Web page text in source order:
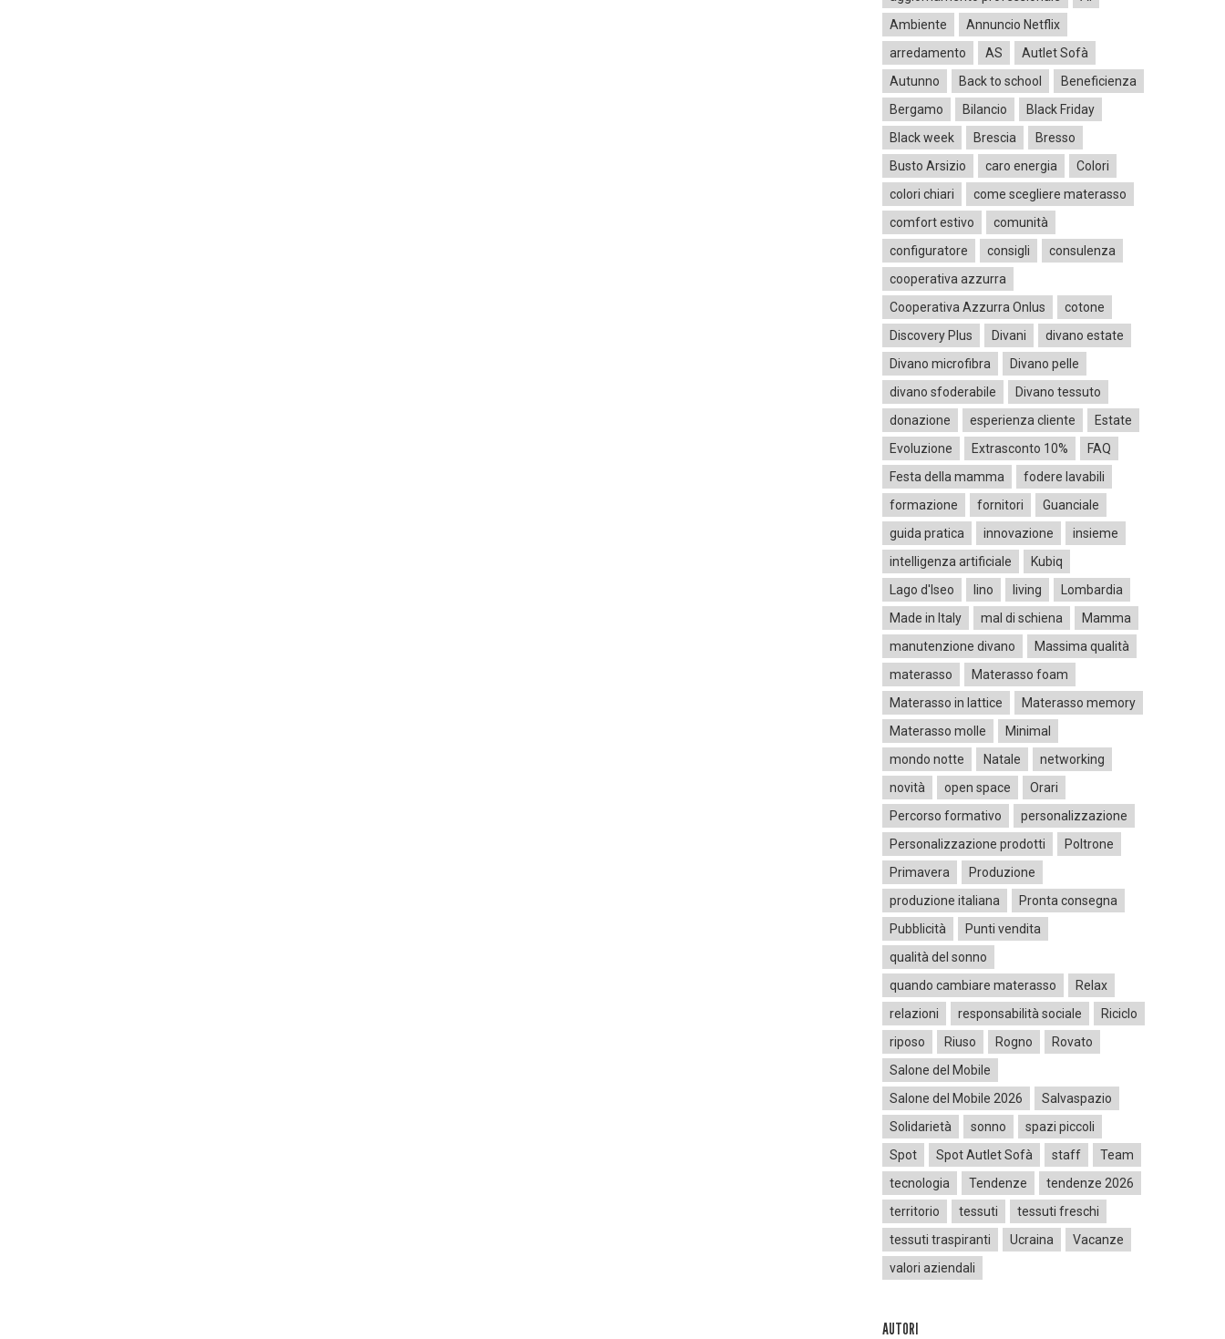
Ambiente
Annuncio Netflix
arredamento
AS
Autlet Sofà
Autunno
Back to school
Beneficienza
Bergamo
Bilancio
Black Friday
Black week
Brescia
Bresso
Busto Arsizio
caro energia
Colori
colori chiari
come scegliere materasso
comfort estivo
comunità
configuratore
consigli
consulenza
cooperativa azzurra
Cooperativa Azzurra Onlus
cotone
Discovery Plus
Divani
divano estate
Divano microfibra
Divano pelle
divano sfoderabile
Divano tessuto
donazione
esperienza cliente
Estate
Evoluzione
Extrasconto 10%
FAQ
Festa della mamma
fodere lavabili
formazione
fornitori
Guanciale
guida pratica
innovazione
insieme
intelligenza artificiale
Kubiq
Lago d'Iseo
lino living
Lombardia
Made in Italy
mal di schiena
Mamma
manutenzione divano
Massima qualità
materasso
Materasso foam
Materasso in lattice
Materasso memory
Materasso molle
Minimal
mondo notte
Natale
networking
novità
open space
Orari
Percorso formativo
personalizzazione
Personalizzazione prodotti
Poltrone
Primavera
Produzione
produzione italiana
Pronta consegna
Pubblicità
Punti vendita
qualità del sonno
quando cambiare materasso
Relax
relazioni
responsabilità sociale
Riciclo
riposo
Riuso Rogno
Rovato
Salone del Mobile
Salone del Mobile 2026
Salvaspazio
Solidarietà
sonno
spazi piccoli
Spot
Spot Autlet Sofà staff
Team
tecnologia
Tendenze
tendenze 2026
territorio
tessuti
tessuti freschi
tessuti traspiranti
Ucraina
Vacanze
valori aziendali
AUTORI